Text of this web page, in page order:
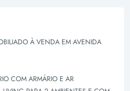
À VENDA EM AVENIDA
COM ARMÁRIO E AR